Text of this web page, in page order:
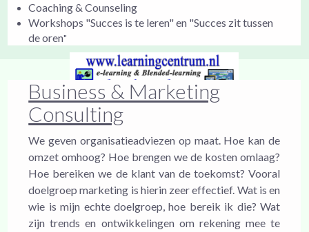
Coaching & Counseling
Workshops "Succes is te leren" en "Succes zit tussen
de oren"
Business & Marketing
Consulting
We geven organisatieadviezen op maat. Hoe kan de
omzet omhoog? Hoe brengen we de kosten omlaag?
Hoe bereiken we de klant van de toekomst? Vooral
doelgroep marketing is hierin zeer effectief. Wat is en
wie is mijn echte doelgroep, hoe bereik ik die? Wat
zijn trends en ontwikkelingen om rekening mee te